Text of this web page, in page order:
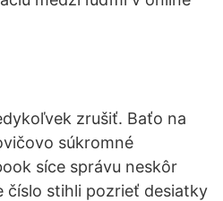
zrušiť. Baťo na
súkromné
síce správu neskôr
číslo stihli pozrieť desiatky